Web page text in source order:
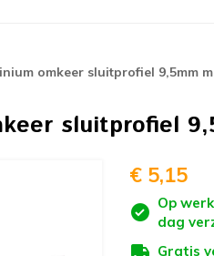
omkeer sluitprofiel 9,5mm
sluitprofiel
€ 5,15
Op
dag
Gratis